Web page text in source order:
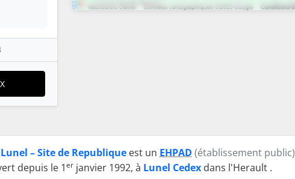
Lunel – Site de Republique est un EHPAD (établissement public)
depuis le 1er janvier 1992, à Lunel Cedex dans l'Herault .